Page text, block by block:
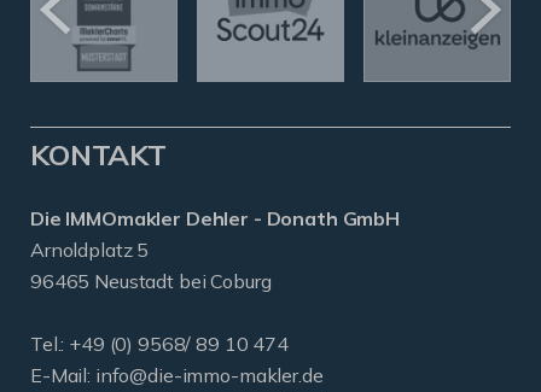
KONTAKT
Die IMMOmakler Dehler - Donath GmbH
Arnoldplatz 5
96465 Neustadt bei Coburg
Tel.: +49 (0) 9568/ 89 10 474
E-Mail: info@die-immo-makler.de